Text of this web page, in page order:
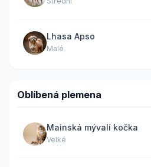
Lhasa Apso
Malé
Oblíbená plemena
Mainská mývalí kočka
Velké